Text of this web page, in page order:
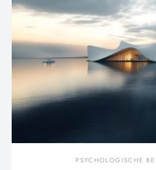
PSYCHOLOGISCHE